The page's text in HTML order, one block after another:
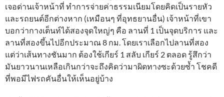
เจอด่านเจ้าหน้าที่ ทำการจ่ายค่าธรรมเนียมโดยคิดเป็นรายหัว
และรถยนต์อีกต่างหาก (เหมือนๆ ที่อุทธยานอื่น) เจ้าหน้าที่เขา
บอกว่ากางเต็นท์ได้สองจุดใหญ่ๆ คือ ลานที่ 1 เป็นจุดบริการ และ
ลานที่สองขึ้นไปอีกประมาณ 8 กม. โดยเราเลือกไปลานที่สอง
แต่ว่าเส้นทางชันมาก ต้องใช้เกียร์ 1 สลับ เกียร์ 2 ตลอด รู้สึกว่า
มันยาวนานเหลือเกินกว่าจะถึงคิดว่ามาผิดทางซะด้วยซ้ำ โชคดี
ที่พอมีไฟรถคันอื่นให้เห็นอยู่บ้าง